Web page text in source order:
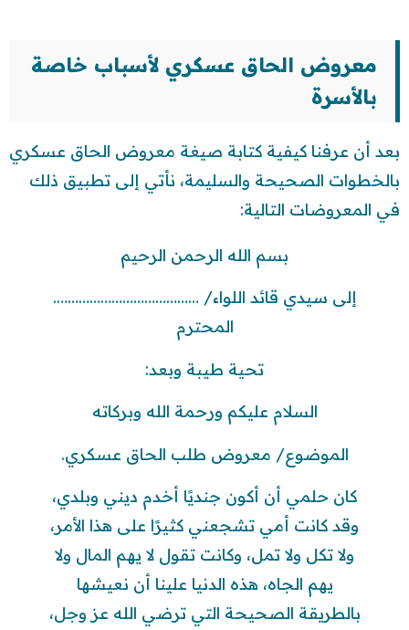
معروض الحاق عسكري لأسباب خاصة
بالأسرة
بعد أن عرفنا كيفية كتابة صيغة معروض الحاق عسكري
بالخطوات الصحيحة والسليمة، نأتي إلى تطبيق ذلك
في المعروضات التالية:
بسم الله الرحمن الرحيم
إلى سيدي قائد اللواء/ ………………………………….
المحترم
تحية طيبة وبعد:
السلام عليكم ورحمة الله وبركاته
الموضوع/ معروض طلب الحاق عسكري.
كان حلمي أن أكون جنديًا أخدم ديني وبلدي،
وقد كانت أمي تشجعني كثيرًا على هذا الأمر،
ولا تكل ولا تمل، وكانت تقول لا يهم المال ولا
يهم الجاه، هذه الدنيا علينا أن نعيشها
بالطريقة الصحيحة التي ترضي الله عز وجل،